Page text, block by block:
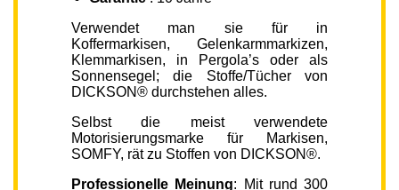
Verwendet man sie für in
Koffermarkisen, Gelenkarmmarkizen,
Klemmarkisen, in Pergola’s oder als
Sonnensegel; die Stoffe/Tücher von
DICKSON® durchstehen alles.
Selbst die meist verwendete
Motorisierungsmarke für Markisen,
SOMFY, rät zu Stoffen von DICKSON®.
Professionelle Meinung: Mit rund 300